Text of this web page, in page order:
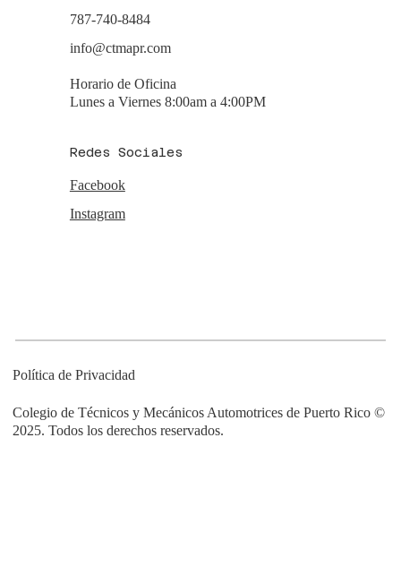
787-740-8484
info@ctmapr.com
Horario de Oficina
Lunes a Viernes 8:00am a 4:00PM
Redes Sociales
Facebook
Instagram
Política de Privacidad
Colegio de Técnicos y Mecánicos Automotrices de Puerto Rico ©
2025. Todos los derechos reservados.